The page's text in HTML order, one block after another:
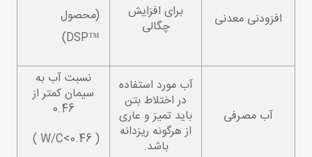
افزودنی معدنی
برای افزایش
چگالی
(محصول
™DSP)
آب مصرفی
آب مورد استفاده
در اختلاط بتن
باید تمیز و عاری
از هرگونه ریزدانه
باشد.
نسبت آب به
سیمان کمتر از
0.46
( 0.46>W/C )